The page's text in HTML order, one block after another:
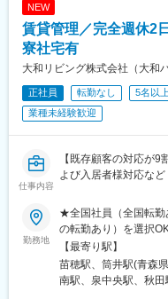
(大分県)、中津駅(大分
前古賀駅、佐世保駅
(熊本県)、西都城駅、
線)、谷山駅(鹿児島市
駅、琴似駅(札幌市営)
桐生駅、宇都宮駅東口
駅、小田急多摩センタ
園駅、金沢八景駅(京
駅、向河原駅、浜川崎
新八日市駅、甲子園
駅、京都駅、新田辺駅
公園東口駅、大阪阿
田阪神駅、谷町九丁
目駅、胡町駅、眉山
Ｒ河内永和駅、みな
裁判所前駅、高松駅(
西鉄福岡駅、櫛原駅
島中央駅前駅、札幌
駅、葭川公園駅、馬
京都)、品川駅、電鉄
名町駅、三島駅、浜松
駅、旦過駅、天神南
駅、都通駅
NEW
賃貸管理／完全週休2
寮社宅有
大和リビング株式会社（大和
正社員 転勤なし 5名以
業種未経験歓迎
仕事内容
【既存顧客の対応が
よび入居者様対応など
勤務地
★全国社員（全国転勤
の転勤あり）を選択
希望の方は希望勤務
ぜひご応募ください
ーーーーーーーーーー
【最寄り駅】
苗穂駅、筒井駅(青森
南駅、泉中央駅、秋田